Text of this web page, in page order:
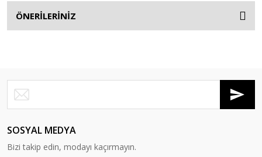
ÖNERİLERİNİZ
SOSYAL MEDYA
Bizi takip edin, modayı kaçırmayın.